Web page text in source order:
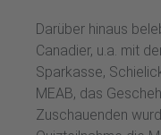
Darüber hinaus
Canadier, u.a. mit
Sparkasse,
MEAB, das
Zuschauenden